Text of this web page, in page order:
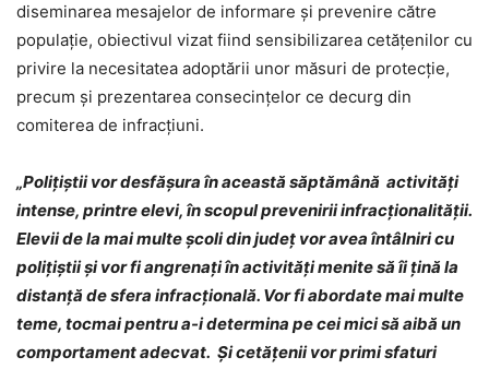
diseminarea mesajelor de informare și prevenire către
populație, obiectivul vizat fiind sensibilizarea cetățenilor cu
privire la necesitatea adoptării unor măsuri de protecție,
precum și prezentarea consecințelor ce decurg din
comiterea de infracțiuni.
„Poliţiştii vor desfăşura în această săptămână activităţi
intense, printre elevi, în scopul prevenirii infracţionalităţii.
Elevii de la mai multe şcoli din județ vor avea întâlniri cu
poliţiştii şi vor fi angrenaţi în activităţi menite să îi ţină la
distanţă de sfera infracţională. Vor fi abordate mai multe
teme, tocmai pentru a-i determina pe cei mici să aibă un
comportament adecvat. Şi cetăţenii vor primi sfaturi